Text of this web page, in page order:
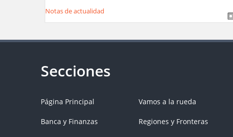
Notas de actualidad
Página Principal
Banca y Finanzas
Vamos a la rueda
Regiones y Fronteras